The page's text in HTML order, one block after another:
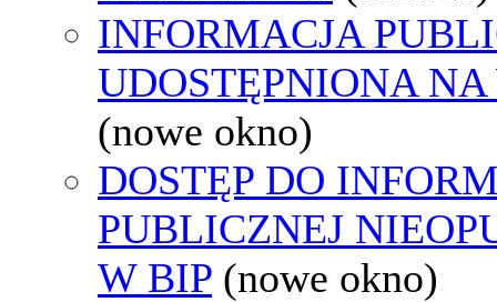
INFORMACJA
UDOSTĘPNIONA
(nowe okno)
DOSTĘP DO
PUBLICZNEJ
W BIP (nowe okno)